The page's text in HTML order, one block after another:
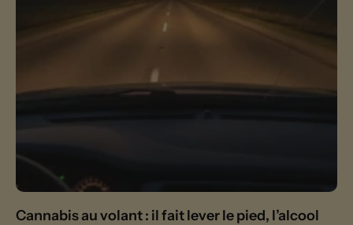
Cannabis au volant : il fait lever le pied, l’alcool